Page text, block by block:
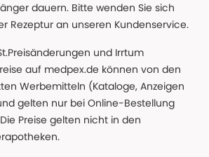
dauern. Bitte wenden Sie sich
Rezeptur an unseren Kundenservice.
und Irrtum
auf medpex.de können von den
Werbemitteln (Kataloge, Anzeigen
gelten nur bei Online-Bestellung
Preise gelten nicht in den